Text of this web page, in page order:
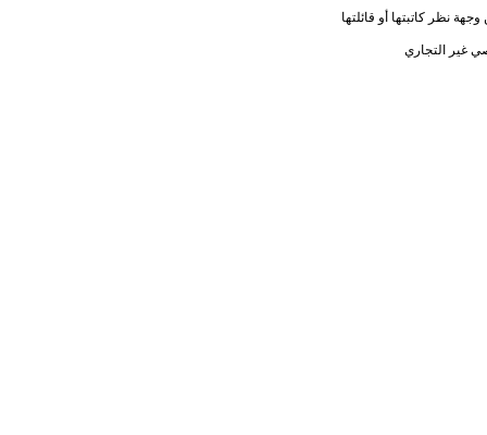
نظر كاتبتها أو قائلتها
غير التجاري